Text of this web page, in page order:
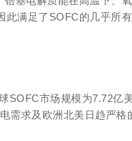
满足了SOFC的几乎所
市场规模为7.72亿
需求及欧洲北美日趋严